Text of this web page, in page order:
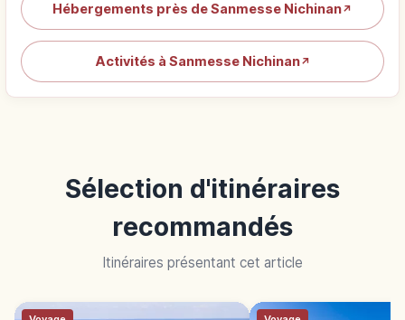
Hébergements près de Sanmesse Nichinan↗
Activités à Sanmesse Nichinan↗
Sélection d'itinéraires
recommandés
Itinéraires présentant cet article